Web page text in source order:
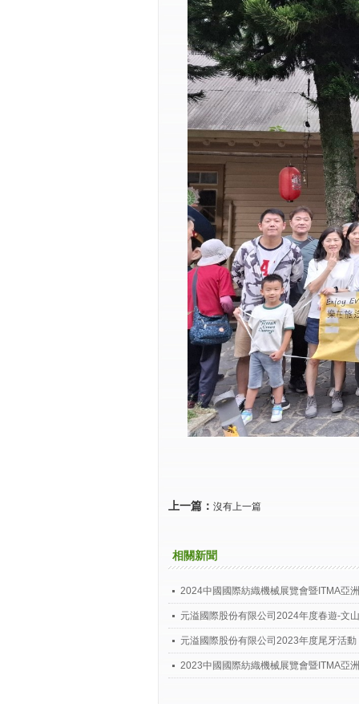
上一篇： 沒有上一篇
相關新聞
2024中國國際紡織機械展覽會暨ITMA亞
元溢國際股份有限公司2024年度春遊-文
元溢國際股份有限公司2023年度尾牙活動
2023中國國際紡織機械展覽會暨ITMA亞